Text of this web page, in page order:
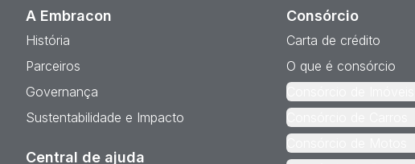
A Embracon
História
Parceiros
Governança
Sustentabilidade e Impacto
Central de ajuda
Consórcio
Carta de crédito
O que é consórcio